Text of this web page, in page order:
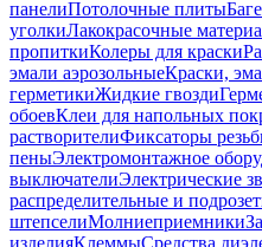
панелиПотолочные плиты
уголкиЛакокрасочные
пропиткиКолеры для краски
эмали аэрозольныеКраски,
герметикиЖидкие гвозди
обоевКлеи для напольных
растворителиФиксаторы
пеныЭлектромонтажное
выключателиЭлектрические
распределительные и
штепселиМолниеприемники
изделияКлеммыСредства